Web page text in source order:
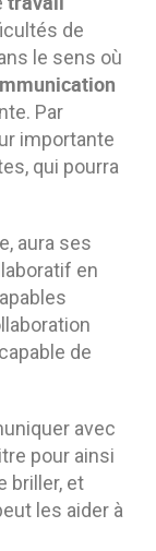
de
le sens où
Par
importante
qui pourra
aura ses
en
de
avec
pour ainsi
briller, et
les aider à